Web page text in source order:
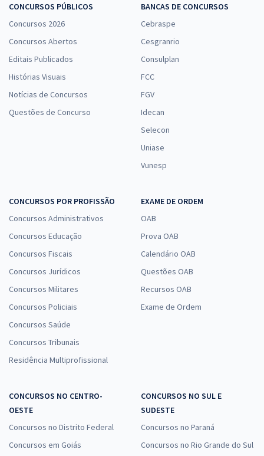
CONCURSOS PÚBLICOS
Concursos 2026
Concursos Abertos
Editais Publicados
Histórias Visuais
Notícias de Concursos
Questões de Concurso
BANCAS DE CONCURSOS
Cebraspe
Cesgranrio
Consulplan
FCC
FGV
Idecan
Selecon
Uniase
Vunesp
CONCURSOS POR PROFISSÃO
Concursos Administrativos
Concursos Educação
Concursos Fiscais
Concursos Jurídicos
Concursos Militares
Concursos Policiais
Concursos Saúde
Concursos Tribunais
Residência Multiprofissional
EXAME DE ORDEM
OAB
Prova OAB
Calendário OAB
Questões OAB
Recursos OAB
Exame de Ordem
CONCURSOS NO CENTRO-
OESTE
Concursos no Distrito Federal
Concursos em Goiás
CONCURSOS NO SUL E
SUDESTE
Concursos no Paraná
Concursos no Rio Grande do Sul